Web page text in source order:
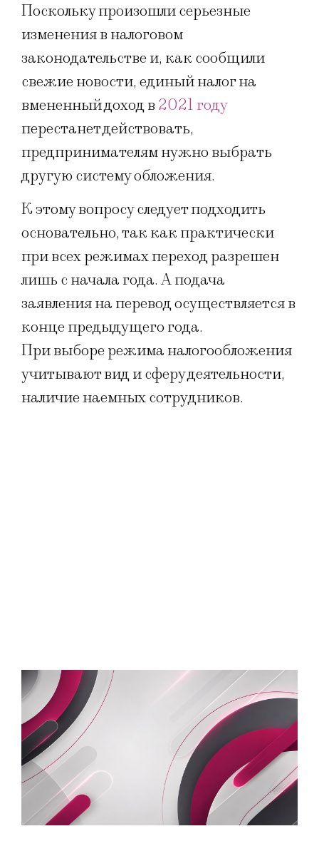
Поскольку произошли серьезные
изменения в налоговом
законодательстве и, как сообщили
свежие новости, единый налог на
вмененный доход в 2021 году
перестанет действовать,
предпринимателям нужно выбрать
другую систему обложения.
К этому вопросу следует подходить
основательно, так как практически
при всех режимах переход разрешен
лишь с начала года. А подача
заявления на перевод осуществляется в
конце предыдущего года.
При выборе режима налогообложения
учитывают вид и сферу деятельности,
наличие наемных сотрудников.